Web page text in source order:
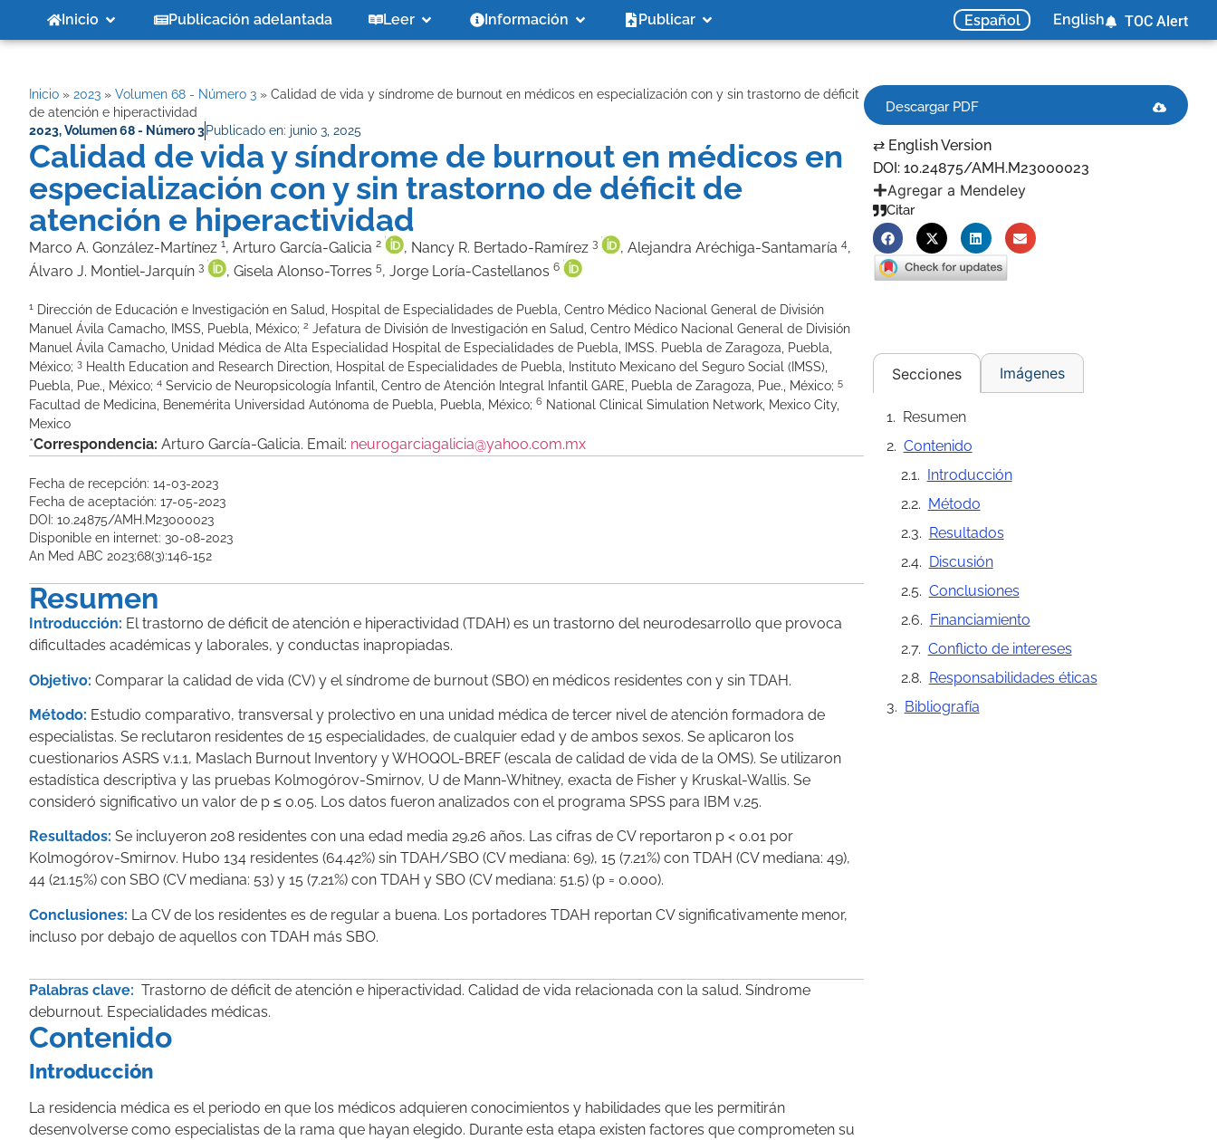
Inicio Publicación adelantada Leer Información Publicar Español English TOC Alert
Inicio » 2023 » Volumen 68 - Número 3 » Calidad de vida y síndrome de burnout en médicos en especialización con y sin trastorno de déficit
de atención e hiperactividad
2023,Volumen 68 - Número 3Publicado en: junio 3, 2025
Calidad de vida y síndrome de burnout en médicos en
especialización con y sin trastorno de déficit de
atención e hiperactividad
Marco A. González-Martínez 1, Arturo García-Galicia 2 , Nancy R. Bertado-Ramírez 3 , Alejandra Aréchiga-Santamaría 4,
Álvaro J. Montiel-Jarquín 3 , Gisela Alonso-Torres 5, Jorge Loría-Castellanos 6
1
Dirección de Educación e Investigación en Salud, Hospital de Especialidades de Puebla, Centro Médico Nacional General de División
Manuel Ávila Camacho, IMSS, Puebla, México; 2 Jefatura de División de Investigación en Salud, Centro Médico Nacional General de División
Manuel Ávila Camacho, Unidad Médica de Alta Especialidad Hospital de Especialidades de Puebla, IMSS. Puebla de Zaragoza, Puebla,
México; 3 Health Education and Research Direction, Hospital de Especialidades de Puebla, Instituto Mexicano del Seguro Social (IMSS),
Puebla, Pue., México; 4 Servicio de Neuropsicología Infantil, Centro de Atención Integral Infantil GARE, Puebla de Zaragoza, Pue., México; 5
Facultad de Medicina, Benemérita Universidad Autónoma de Puebla, Puebla, México; 6 National Clinical Simulation Network, Mexico City,
Mexico
*Correspondencia: Arturo García-Galicia. Email: neurogarciagalicia@yahoo.com.mx
Fecha de recepción: 14-03-2023
Fecha de aceptación: 17-05-2023
DOI: 10.24875/AMH.M23000023
Disponible en internet: 30-08-2023
An Med ABC 2023;68(3):146-152
Resumen
Introducción: El trastorno de déficit de atención e hiperactividad (TDAH) es un trastorno del neurodesarrollo que provoca
dificultades académicas y laborales, y conductas inapropiadas.
Objetivo: Comparar la calidad de vida (CV) y el síndrome de burnout (SBO) en médicos residentes con y sin TDAH.
Método: Estudio comparativo, transversal y prolectivo en una unidad médica de tercer nivel de atención formadora de
especialistas. Se reclutaron residentes de 15 especialidades, de cualquier edad y de ambos sexos. Se aplicaron los
cuestionarios ASRS v.1.1, Maslach Burnout Inventory y WHOQOL-BREF (escala de calidad de vida de la OMS). Se utilizaron
estadística descriptiva y las pruebas Kolmogórov-Smirnov, U de Mann-Whitney, exacta de Fisher y Kruskal-Wallis. Se
consideró significativo un valor de p ≤ 0.05. Los datos fueron analizados con el programa SPSS para IBM v.25.
Resultados: Se incluyeron 208 residentes con una edad media 29.26 años. Las cifras de CV reportaron p < 0.01 por
Kolmogórov-Smirnov. Hubo 134 residentes (64.42%) sin TDAH/SBO (CV mediana: 69), 15 (7.21%) con TDAH (CV mediana: 49),
44 (21.15%) con SBO (CV mediana: 53) y 15 (7.21%) con TDAH y SBO (CV mediana: 51.5) (p = 0.000).
Conclusiones: La CV de los residentes es de regular a buena. Los portadores TDAH reportan CV significativamente menor,
incluso por debajo de aquellos con TDAH más SBO.
Palabras clave: Trastorno de déficit de atención e hiperactividad. Calidad de vida relacionada con la salud. Síndrome
deburnout. Especialidades médicas.
Contenido
Introducción
La residencia médica es el periodo en que los médicos adquieren conocimientos y habilidades que les permitirán
desenvolverse como especialistas de la rama que hayan elegido. Durante esta etapa existen factores que comprometen su
Descargar PDF
⇄ English Version
DOI: 10.24875/AMH.M23000023
Agregar a Mendeley
Citar
Secciones Imágenes
Resumen
Contenido
Introducción
Método
Resultados
Discusión
Conclusiones
Financiamiento
Conflicto de intereses
Responsabilidades éticas
Bibliografía